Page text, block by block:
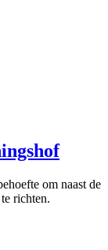
om naast de
richten.